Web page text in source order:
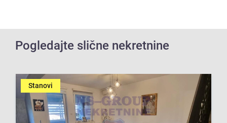
Pogledajte slične nekretnine
Stanovi